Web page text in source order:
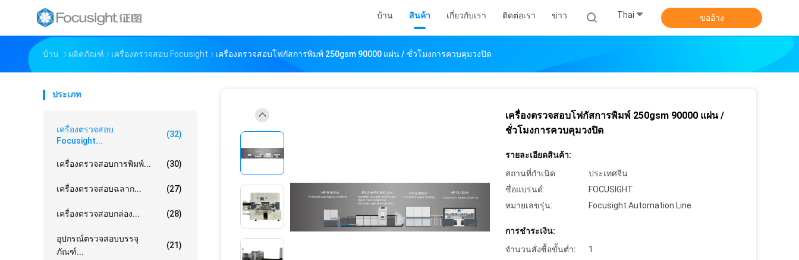
บ้าน สินค้า เกี่ยวกับเรา ติดต่อเรา ข่าว Thai ขออ้าง
บ้าน ผลิตภัณฑ์ เครื่องตรวจสอบ Focusight เครื่องตรวจสอบโฟกัสการพิมพ์ 250gsm 90000 แผ่น / ชั่วโมงการควบคุมวงปิด
ประเภท
เครื่องตรวจสอบ
Focusight...
(32)
เครื่องตรวจสอบการพิมพ์... (30)
เครื่องตรวจสอบฉลาก... (27)
เครื่องตรวจสอบกล่อง... (28)
อุปกรณ์ตรวจสอบบรรจุ
ภัณฑ์...
(21)
เครื่องตรวจสอบโฟกัสการพิมพ์ 250gsm 90000 แผ่น /
ชั่วโมงการควบคุมวงปิด
รายละเอียดสินค้า:
สถานที่กำเนิด:
ประเทศจีน
ชื่อแบรนด์:
FOCUSIGHT
หมายเลขรุ่น:
Focusight Automation Line
การชำระเงิน:
จำนวนสั่งซื้อขั้นต่ำ:
1